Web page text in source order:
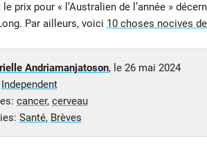
prix pour « l’Australien de l’année »
Par ailleurs, voici 10 choses nocives
Andriamanjatoson, le 26 mai 2024
Independent
cancer, cerveau
Santé, Brèves